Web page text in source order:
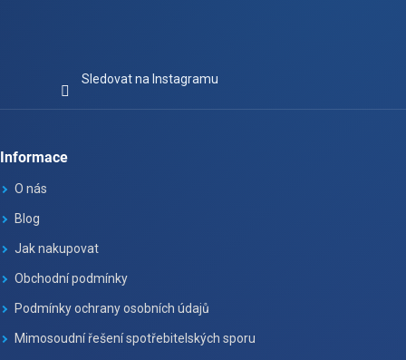
Sledovat na Instagramu
Informace
O nás
Blog
Jak nakupovat
Obchodní podmínky
Podmínky ochrany osobních údajů
Mimosoudní řešení spotřebitelských sporu